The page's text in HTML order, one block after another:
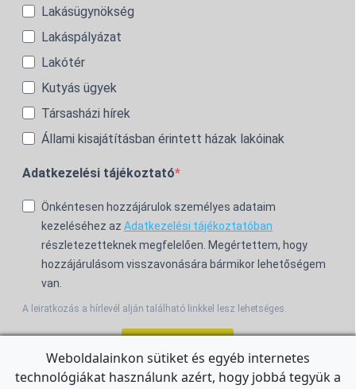
Lakásügynökség
Lakáspályázat
Lakótér
Kutyás ügyek
Társasházi hírek
Állami kisajátításban érintett házak lakóinak
Adatkezelési tájékoztató
Önkéntesen hozzájárulok személyes adataim
kezeléséhez az Adatkezelési tájékoztatóban
részletezetteknek megfelelően. Megértettem, hogy
hozzájárulásom visszavonására bármikor lehetőségem
van.
A leiratkozás a hírlevél alján található linkkel lesz lehetséges.
Weboldalainkon sütiket és egyéb internetes
technológiákat használunk azért, hogy jobbá tegyük a